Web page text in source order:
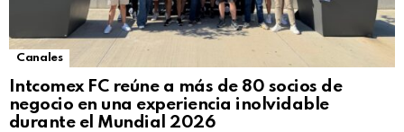
Canales
Intcomex FC reúne a más de 80 socios de
negocio en una experiencia inolvidable
durante el Mundial 2026